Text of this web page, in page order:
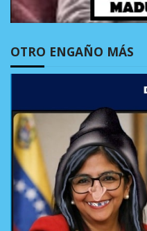
OTRO ENGAÑO MÁS